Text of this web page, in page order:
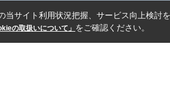
当サイト利用状況把握、サービス向上検討
の取扱いについて」 をご確認ください。